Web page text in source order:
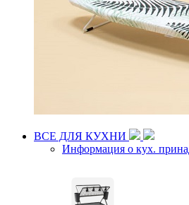
ВСЕ ДЛЯ КУХНИ
Информация о кух.